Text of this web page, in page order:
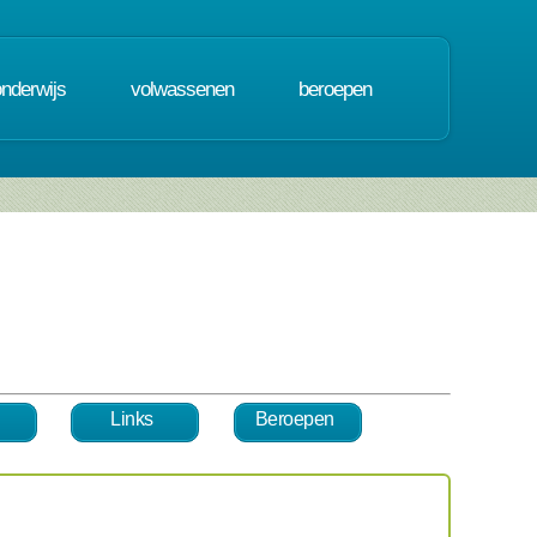
volwassenen beroepen
Links Beroepen